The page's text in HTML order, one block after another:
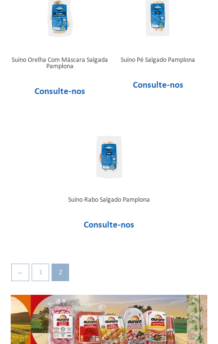
Suíno Orelha Com Máscara Salgada
Pamplona
Suíno Pé Salgado Pamplona
Suíno Rabo Salgado Pamplona
← 1 2